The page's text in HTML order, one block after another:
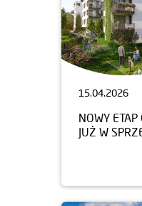
15.04.2026
NOWY
JUŻ W